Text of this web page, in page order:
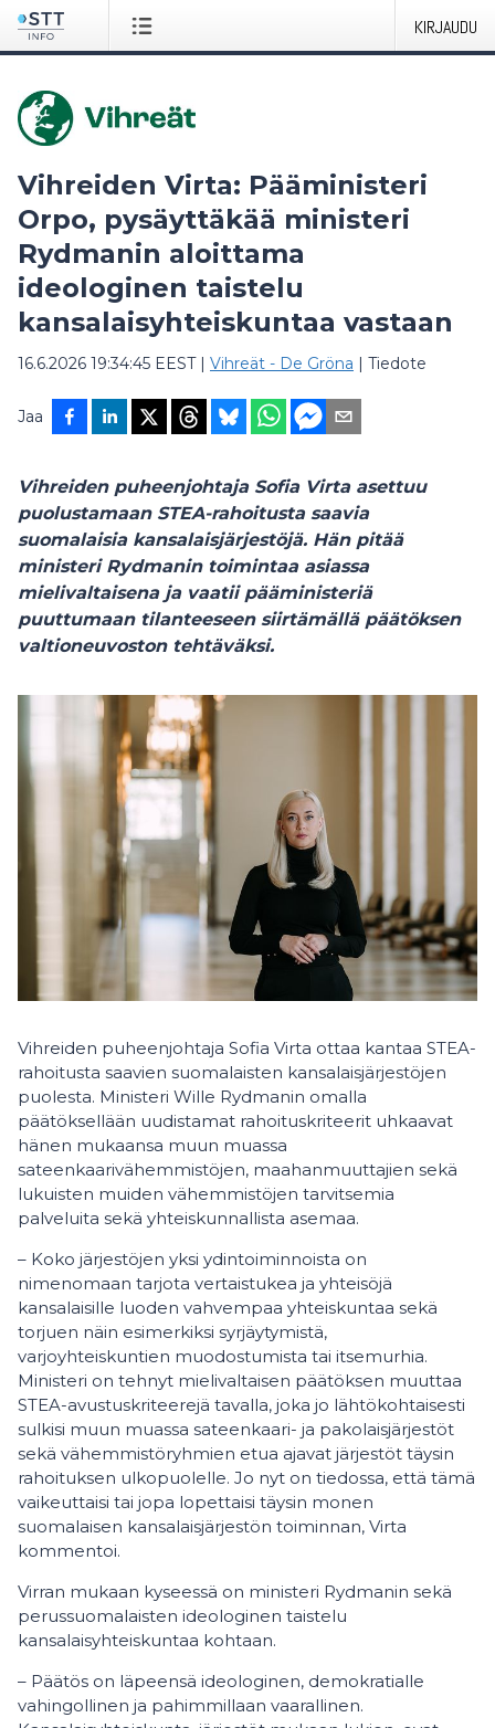
KIRJAUDU
Vihreiden Virta: Pääministeri
Orpo, pysäyttäkää ministeri
Rydmanin aloittama
ideologinen taistelu
kansalaisyhteiskuntaa vastaan
16.6.2026 19:34:45 EEST| Vihreät - De Gröna | Tiedote
Jaa
Vihreiden puheenjohtaja Sofia Virta asettuu
puolustamaan STEA-rahoitusta saavia
suomalaisia kansalaisjärjestöjä. Hän pitää
ministeri Rydmanin toimintaa asiassa
mielivaltaisena ja vaatii pääministeriä
puuttumaan tilanteeseen siirtämällä päätöksen
valtioneuvoston tehtäväksi.
Vihreiden puheenjohtaja Sofia Virta ottaa kantaa STEA-
rahoitusta saavien suomalaisten kansalaisjärjestöjen
puolesta. Ministeri Wille Rydmanin omalla
päätöksellään uudistamat rahoituskriteerit uhkaavat
hänen mukaansa muun muassa
sateenkaarivähemmistöjen, maahanmuuttajien sekä
lukuisten muiden vähemmistöjen tarvitsemia
palveluita sekä yhteiskunnallista asemaa.
– Koko järjestöjen yksi ydintoiminnoista on
nimenomaan tarjota vertaistukea ja yhteisöjä
kansalaisille luoden vahvempaa yhteiskuntaa sekä
torjuen näin esimerkiksi syrjäytymistä,
varjoyhteiskuntien muodostumista tai itsemurhia.
Ministeri on tehnyt mielivaltaisen päätöksen muuttaa
STEA-avustuskriteerejä tavalla, joka jo lähtökohtaisesti
sulkisi muun muassa sateenkaari- ja pakolaisjärjestöt
sekä vähemmistöryhmien etua ajavat järjestöt täysin
rahoituksen ulkopuolelle. Jo nyt on tiedossa, että tämä
vaikeuttaisi tai jopa lopettaisi täysin monen
suomalaisen kansalaisjärjestön toiminnan, Virta
kommentoi.
Virran mukaan kyseessä on ministeri Rydmanin sekä
perussuomalaisten ideologinen taistelu
kansalaisyhteiskuntaa kohtaan.
– Päätös on läpeensä ideologinen, demokratialle
vahingollinen ja pahimmillaan vaarallinen.